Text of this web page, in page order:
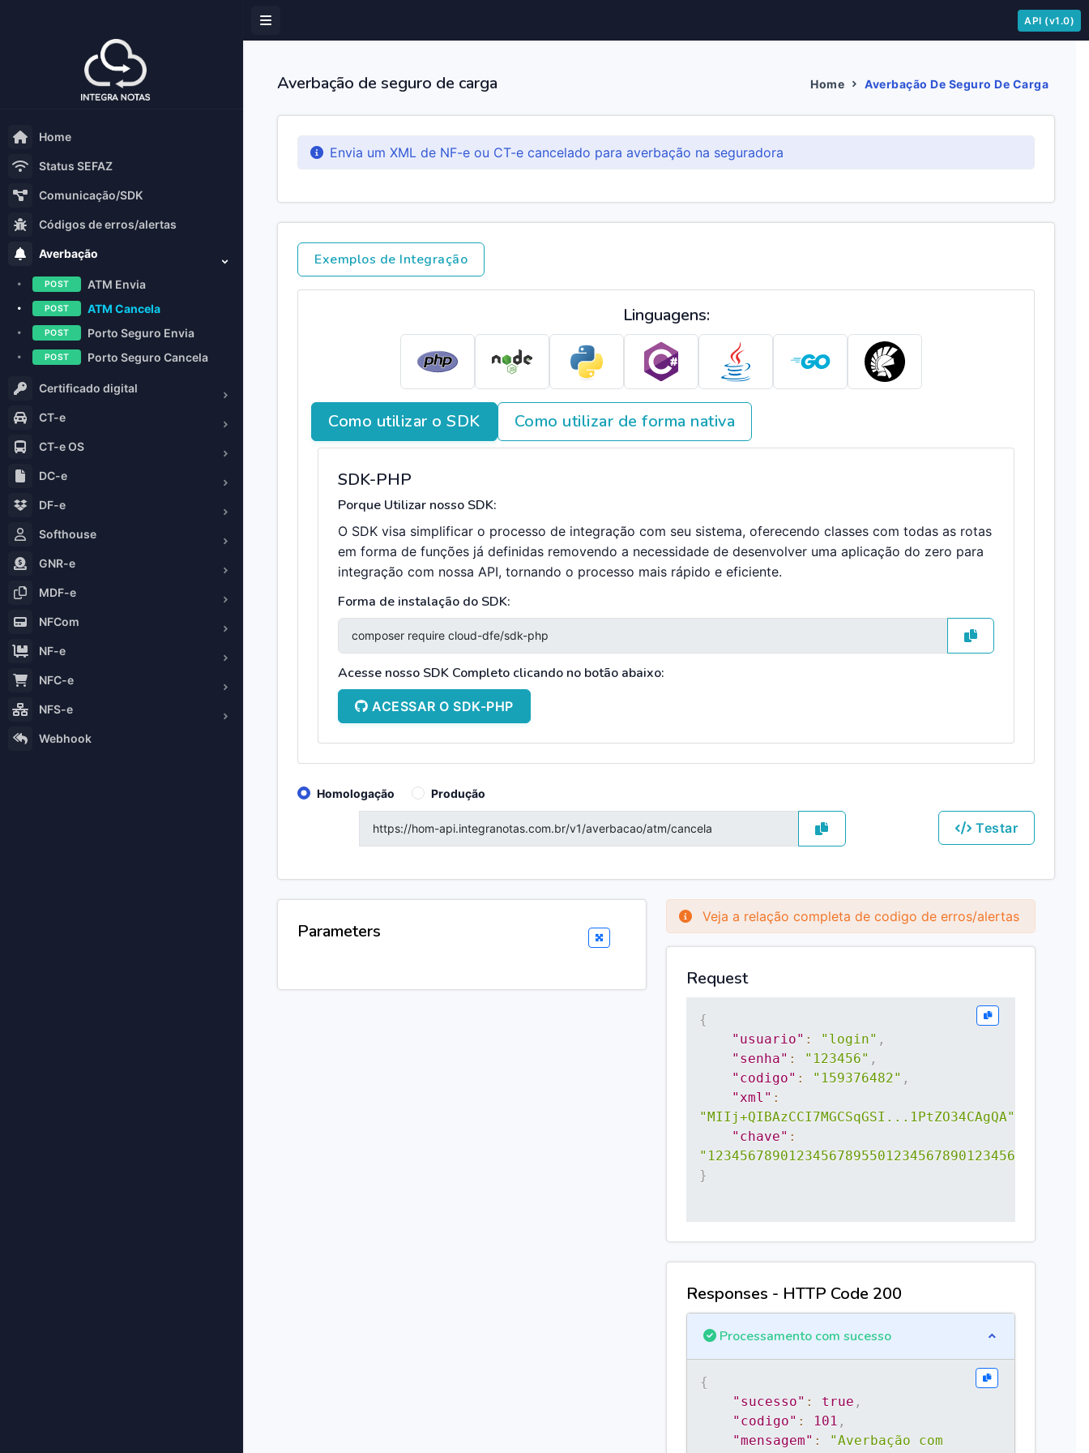
Home
Status SEFAZ
Comunicação/SDK
Códigos de erros/alertas
Averbação
POST ATM Envia
POST ATM Cancela
POST Porto Seguro Envia
POST Porto Seguro Cancela
Certificado digital
CT-e
CT-e OS
DC-e
DF-e
Softhouse
GNR-e
MDF-e
NFCom
NF-e
NFC-e
NFS-e
Webhook
API (v1.0)
Averbação de seguro de carga Home Averbação De Seguro De Carga
Envia um XML de NF-e ou CT-e cancelado para averbação na seguradora
Exemplos de Integração
Linguagens:
Como utilizar o SDK Como utilizar de forma nativa
SDK-PHP
Porque Utilizar nosso SDK:
O SDK visa simplificar o processo de integração com seu sistema, oferecendo classes com todas as rotas
em forma de funções já definidas removendo a necessidade de desenvolver uma aplicação do zero para
integração com nossa API, tornando o processo mais rápido e eficiente.
Forma de instalação do SDK:
Acesse nosso SDK Completo clicando no botão abaixo:
ACESSAR O SDK-PHP
Homologação Produção
Testar
Parameters
Veja a relação completa de codigo de erros/alertas
Request
{
"usuario" : "login" ,
"senha" : "123456" ,
"codigo" : "159376482" ,
"xml" :
"MIIj+QIBAzCCI7MGCSqGSI...1PtZO34CAgQA"
"chave" :
"12345678901234567895501234567890123456765454"
}
Responses - HTTP Code 200
Processamento com sucesso
{
"sucesso" : true ,
"codigo" : 101 ,
"mensagem" :
"Averbação com